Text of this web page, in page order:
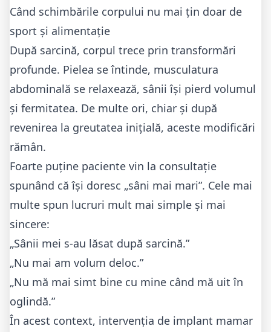
Când schimbările corpului nu mai țin doar de
sport și alimentație
După sarcină, corpul trece prin transformări
profunde. Pielea se întinde, musculatura
abdominală se relaxează, sânii își pierd volumul
și fermitatea. De multe ori, chiar și după
revenirea la greutatea inițială, aceste modificări
rămân.
Foarte puține paciente vin la consultație
spunând că își doresc „sâni mai mari”. Cele mai
multe spun lucruri mult mai simple și mai
sincere:
„Sânii mei s-au lăsat după sarcină.”
„Nu mai am volum deloc.”
„Nu mă mai simt bine cu mine când mă uit în
oglindă.”
În acest context, intervenția de implant mamar